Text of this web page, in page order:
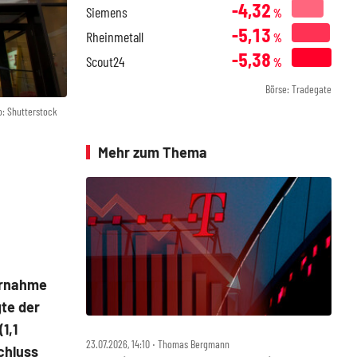
Shutterstock
der
Siemens -4,32 %
Rheinmetall -5,13 %
Scout24 -5,38 %
Börse: Tradegate
Mehr zum Thema
23.07.2026, 14:10 ‧ Thomas Bergmann